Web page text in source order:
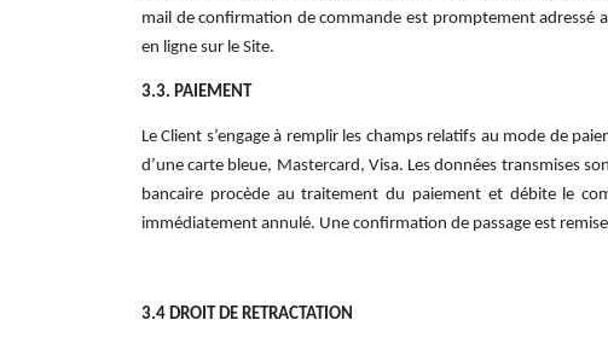
mail de confirmation de commande est promptement adressé
en ligne sur le Site.
3.3. PAIEMENT
Le Client s’engage à remplir les champs relatifs au mode de
d’une carte bleue, Mastercard, Visa. Les données transmises
bancaire procède au traitement du paiement et débite le
immédiatement annulé. Une confirmation de passage est
3.4 DROIT DE RETRACTATION